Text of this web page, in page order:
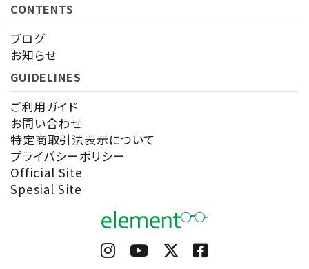
CONTENTS
ブログ
お知らせ
GUIDELINES
ご利用ガイド
お問い合わせ
特定商取引法表示について
プライバシーポリシー
Official Site
Spesial Site